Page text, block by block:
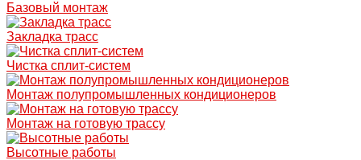
Базовый монтаж
Закладка трасс
Чистка сплит-систем
Монтаж полупромышленных кондиционеров
Монтаж на готовую трассу
Высотные работы